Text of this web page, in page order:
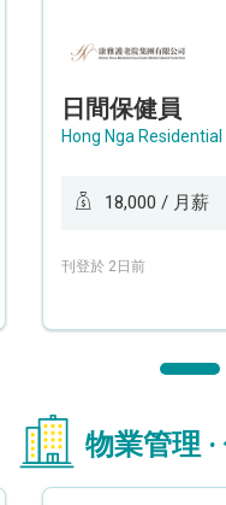
日間保健員
Hong Nga
18,000 / 月薪
刊登於 2日前
物業管理